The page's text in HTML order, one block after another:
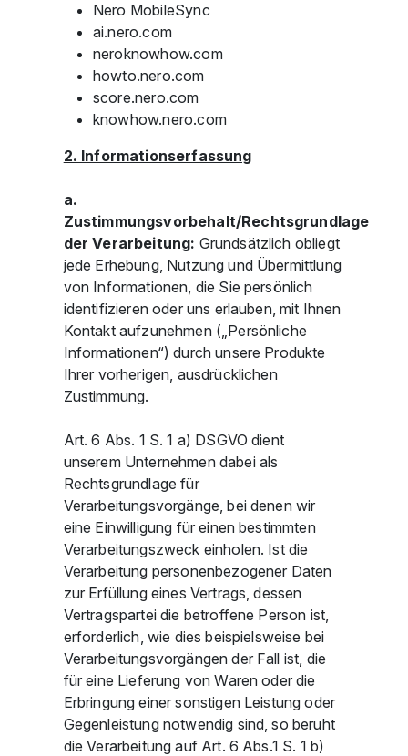
Nero MobileSync
ai.nero.com
neroknowhow.com
howto.nero.com
score.nero.com
knowhow.nero.com
2. Informationserfassung
a.
Zustimmungsvorbehalt/Rechtsgrundlage
der Verarbeitung: Grundsätzlich obliegt
jede Erhebung, Nutzung und Übermittlung
von Informationen, die Sie persönlich
identifizieren oder uns erlauben, mit Ihnen
Kontakt aufzunehmen („Persönliche
Informationen“) durch unsere Produkte
Ihrer vorherigen, ausdrücklichen
Zustimmung.
Art. 6 Abs. 1 S. 1 a) DSGVO dient
unserem Unternehmen dabei als
Rechtsgrundlage für
Verarbeitungsvorgänge, bei denen wir
eine Einwilligung für einen bestimmten
Verarbeitungszweck einholen. Ist die
Verarbeitung personenbezogener Daten
zur Erfüllung eines Vertrags, dessen
Vertragspartei die betroffene Person ist,
erforderlich, wie dies beispielsweise bei
Verarbeitungsvorgängen der Fall ist, die
für eine Lieferung von Waren oder die
Erbringung einer sonstigen Leistung oder
Gegenleistung notwendig sind, so beruht
die Verarbeitung auf Art. 6 Abs.1 S. 1 b)